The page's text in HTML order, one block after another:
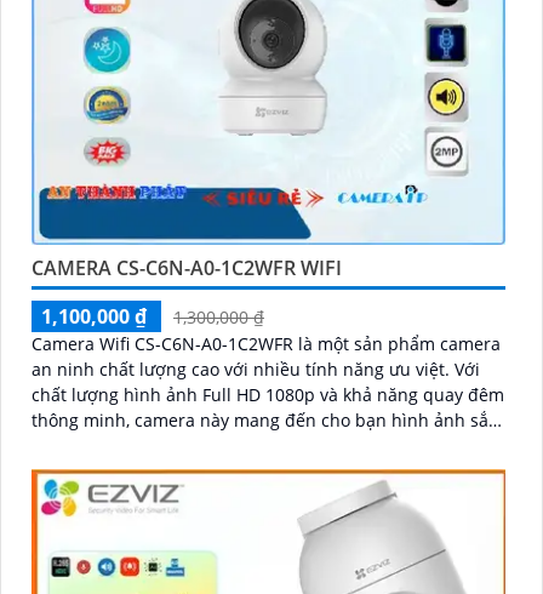
CAMERA CS-C6N-A0-1C2WFR WIFI
1,100,000 ₫
1,300,000 ₫
Camera Wifi CS-C6N-A0-1C2WFR là một sản phẩm camera
an ninh chất lượng cao với nhiều tính năng ưu việt. Với
chất lượng hình ảnh Full HD 1080p và khả năng quay đêm
thông minh, camera này mang đến cho bạn hình ảnh sắc